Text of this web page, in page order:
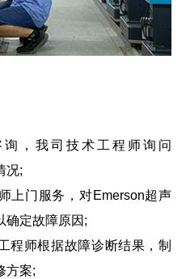
，我司技术工程师询问
况;
上门服务，对Emerson超声
确定故障原因;
程师根据故障诊断结果，制
方案;